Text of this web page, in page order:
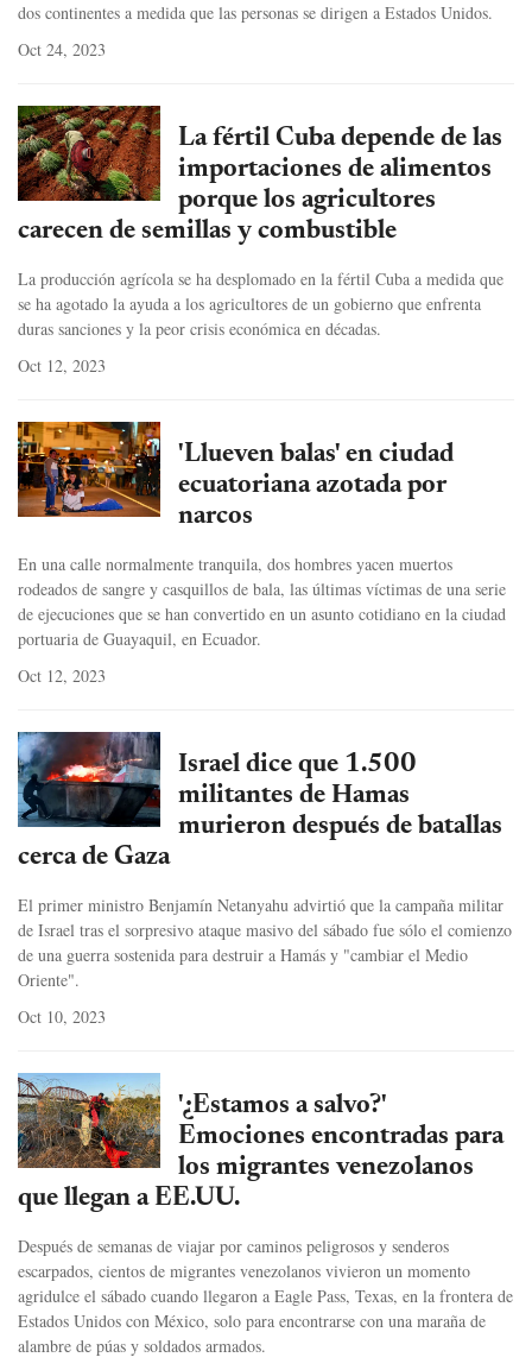
dos continentes a medida que las personas se dirigen a Estados Unidos.
Oct 24, 2023
La fértil Cuba depende de las
importaciones de alimentos
porque los agricultores
carecen de semillas y combustible
La producción agrícola se ha desplomado en la fértil Cuba a medida que
se ha agotado la ayuda a los agricultores de un gobierno que enfrenta
duras sanciones y la peor crisis económica en décadas.
Oct 12, 2023
'Llueven balas' en ciudad
ecuatoriana azotada por
narcos
En una calle normalmente tranquila, dos hombres yacen muertos
rodeados de sangre y casquillos de bala, las últimas víctimas de una serie
de ejecuciones que se han convertido en un asunto cotidiano en la ciudad
portuaria de Guayaquil, en Ecuador.
Oct 12, 2023
Israel dice que 1.500
militantes de Hamas
murieron después de batallas
cerca de Gaza
El primer ministro Benjamín Netanyahu advirtió que la campaña militar
de Israel tras el sorpresivo ataque masivo del sábado fue sólo el comienzo
de una guerra sostenida para destruir a Hamás y "cambiar el Medio
Oriente".
Oct 10, 2023
'¿Estamos a salvo?'
Emociones encontradas para
los migrantes venezolanos
que llegan a EE.UU.
Después de semanas de viajar por caminos peligrosos y senderos
escarpados, cientos de migrantes venezolanos vivieron un momento
agridulce el sábado cuando llegaron a Eagle Pass, Texas, en la frontera de
Estados Unidos con México, solo para encontrarse con una maraña de
alambre de púas y soldados armados.